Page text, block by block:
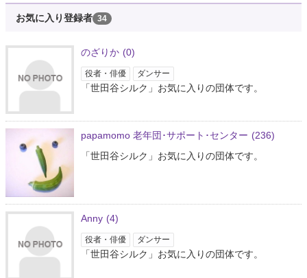
お気に入り登録者 34
のざりか (0)
役者・俳優 ダンサー
「世田谷シルク」お気に入りの団体です。
papamomo 老年団･サポート･センター (236)
「世田谷シルク」お気に入りの団体です。
Anny (4)
役者・俳優 ダンサー
「世田谷シルク」お気に入りの団体です。